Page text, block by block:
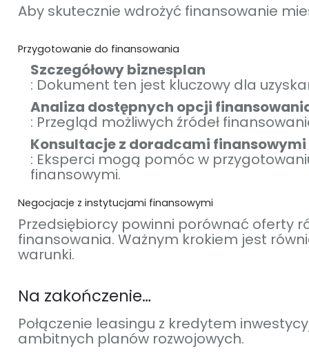
Aby skutecznie wdrożyć finansowanie
Przygotowanie do finansowania
Szczegółowy biznesplan
: Dokument ten jest kluczowy dla
Analiza dostępnych opcji
: Przegląd możliwych źródeł
Konsultacje z doradcami finansowymi
: Eksperci mogą pomóc w
finansowymi.
Negocjacje z instytucjami finansowymi
Przedsiębiorcy powinni porównać oferty
finansowania. Ważnym krokiem jest
warunki.
Na zakończenie…
Połączenie leasingu z kredytem
ambitnych planów rozwojowych.